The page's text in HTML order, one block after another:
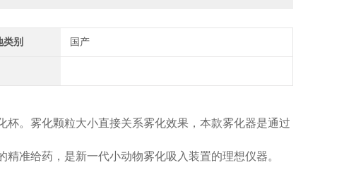
类别 国产
。雾化颗粒大小直接关系雾化效果，本款雾化器是通过
准给药，是新一代小动物雾化吸入装置的理想仪器。